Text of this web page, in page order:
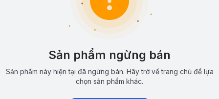
Sản phẩm ngừng bán
Sản phẩm này hiện tại đã ngừng bán. Hãy trở về trang chủ để lựa
chọn sản phẩm khác.